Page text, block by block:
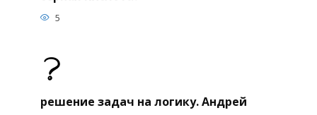
5
решение задач на логику. Андрей